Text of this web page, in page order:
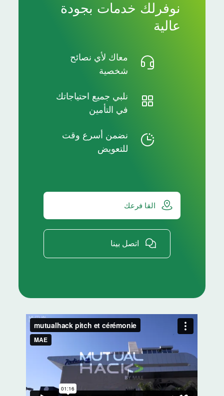
نوفرلك خدمات بجودة
عالية
معاك لأي نصائح
شخصية
نلبي جميع احتياجاتك
في التأمين
نضمن أسرع وقت
للتعويض
القا فرعك
اتصل بينا